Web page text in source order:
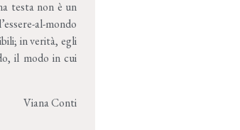
testa non è un
al-mondo
in verità, egli
il modo in cui
Viana Conti